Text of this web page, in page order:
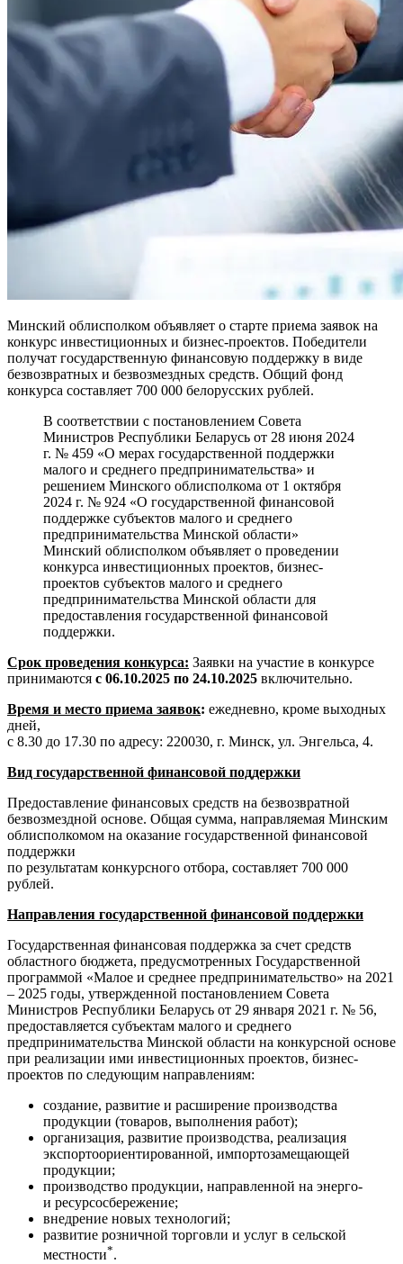
Минский облисполком объявляет о старте приема заявок на
конкурс инвестиционных и бизнес-проектов. Победители
получат государственную финансовую поддержку в виде
безвозвратных и безвозмездных средств. Общий фонд
конкурса составляет 700 000 белорусских рублей.
В соответствии с постановлением Совета
Министров Республики Беларусь от 28 июня 2024
г. № 459 «О мерах государственной поддержки
малого и среднего предпринимательства» и
решением Минского облисполкома от 1 октября
2024 г. № 924 «О государственной финансовой
поддержке субъектов малого и среднего
предпринимательства Минской области»
Минский облисполком объявляет о проведении
конкурса инвестиционных проектов, бизнес-
проектов субъектов малого и среднего
предпринимательства Минской области для
предоставления государственной финансовой
поддержки.
Срок проведения конкурса: Заявки на участие в конкурсе
принимаются с 06.10.2025 по 24.10.2025 включительно.
Время и место приема заявок: ежедневно, кроме выходных
дней,
с 8.30 до 17.30 по адресу: 220030, г. Минск, ул. Энгельса, 4.
Вид государственной финансовой поддержки
Предоставление финансовых средств на безвозвратной
безвозмездной основе. Общая сумма, направляемая Минским
облисполкомом на оказание государственной финансовой
поддержки
по результатам конкурсного отбора, составляет 700 000
рублей.
Направления государственной финансовой поддержки
Государственная финансовая поддержка за счет средств
областного бюджета, предусмотренных Государственной
программой «Малое и среднее предпринимательство» на 2021
– 2025 годы, утвержденной постановлением Совета
Министров Республики Беларусь от 29 января 2021 г. № 56,
предоставляется субъектам малого и среднего
предпринимательства Минской области на конкурсной основе
при реализации ими инвестиционных проектов, бизнес-
проектов по следующим направлениям:
создание, развитие и расширение производства
продукции (товаров, выполнения работ);
организация, развитие производства, реализация
экспортоориентированной, импортозамещающей
продукции;
производство продукции, направленной на энерго-
и ресурсосбережение;
внедрение новых технологий;
развитие розничной торговли и услуг в сельской
местности*.